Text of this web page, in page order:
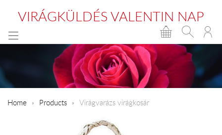
VIRÁGKÜLDÉS VALENTIN NAP
Home Products Virágvarázs virágkosár